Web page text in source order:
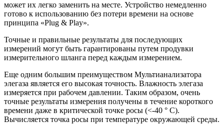
может их легко заменить на месте. Устройство немедленно
готово к использованию без потери времени на основе
принципа «Plug & Play».
Точные и правильные результаты для последующих
измерений могут быть гарантированы путем продувки
измерительного шланга перед каждым измерением.
Еще одним большим преимуществом Мультианализатора
элегаза является его высокая точность. Влажность элегаза
измеряется при рабочем давлении. Таким образом, очень
точные результаты измерения получены в течение короткого
времени даже в критической точке росы (<-40 ° C).
Вычисляется точка росы при температуре окружающей среды.